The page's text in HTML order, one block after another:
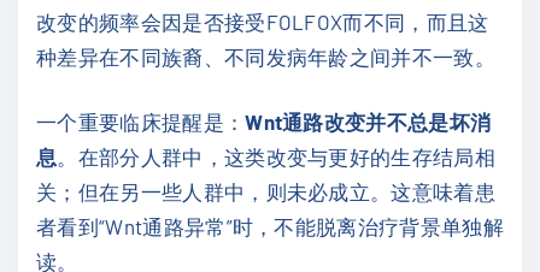
改变的频率会因是否接受FOLFOX而不同，而且这
种差异在不同族裔、不同发病年龄之间并不一致。
一个重要临床提醒是：Wnt通路改变并不总是坏消
息。在部分人群中，这类改变与更好的生存结局相
关；但在另一些人群中，则未必成立。这意味着患
者看到“Wnt通路异常”时，不能脱离治疗背景单独解
读。